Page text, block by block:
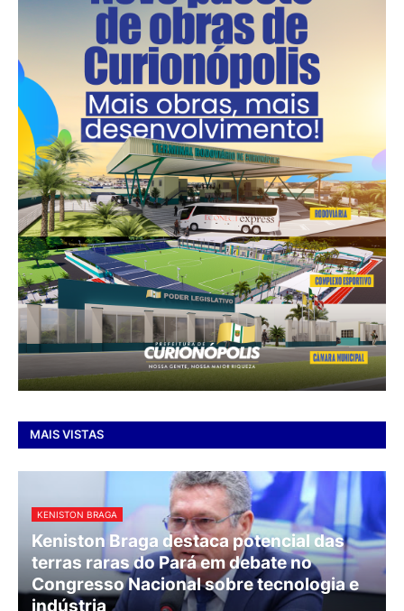
MAIS VISTAS
KENISTON BRAGA
Keniston Braga destaca potencial das
terras raras do Pará em debate no
Congresso Nacional sobre tecnologia e
indústria